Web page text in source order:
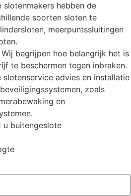
slotenmakers hebben de
soorten sloten te
meerpuntssluitingen
begrijpen hoe belangrijk het is
te beschermen tegen inbraken.
advies en installatie
zoals
en
u buitengeslote